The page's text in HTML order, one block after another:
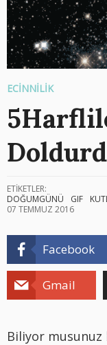
ECİNNİLİK
ETİKETLER:
DOĞUMGÜNÜ
GIF
07 TEMMUZ 2016
Facebook
Gmail
Biliyor